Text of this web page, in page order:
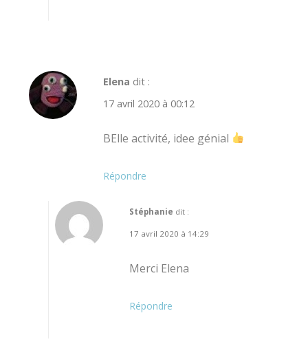
Elena dit :
17 avril 2020 à 00:12
BElle activité, idee génial
Répondre
Stéphanie dit :
17 avril 2020 à 14:29
Merci Elena
Répondre